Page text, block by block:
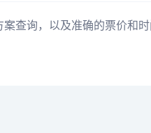
查询，以及准确的票价和时